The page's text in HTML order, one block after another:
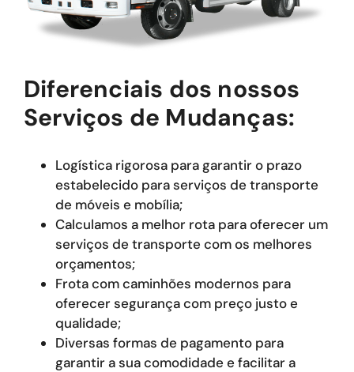
Diferenciais dos nossos
Serviços de Mudanças:
Logística rigorosa para garantir o prazo
estabelecido para serviços de transporte
de móveis e mobília;
Calculamos a melhor rota para oferecer um
serviços de transporte com os melhores
orçamentos;
Frota com caminhões modernos para
oferecer segurança com preço justo e
qualidade;
Diversas formas de pagamento para
garantir a sua comodidade e facilitar a